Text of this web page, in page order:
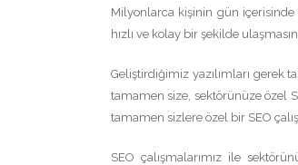
Milyonlarca kişinin gün
hızlı ve kolay bir şekilde
Geliştirdiğimiz yazılımları gerek
tamamen size, sektörünüze özel
tamamen sizlere özel bir SEO
SEO çalışmalarımız ile